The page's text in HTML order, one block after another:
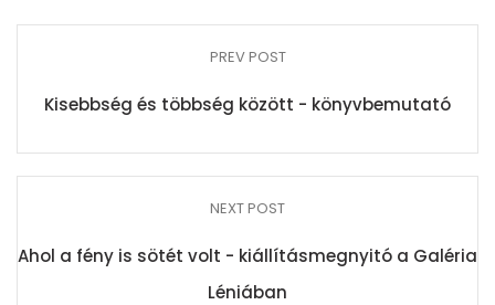
PREV POST
Kisebbség és többség között - könyvbemutató
NEXT POST
Ahol a fény is sötét volt - kiállításmegnyitó a Galéria
Léniában